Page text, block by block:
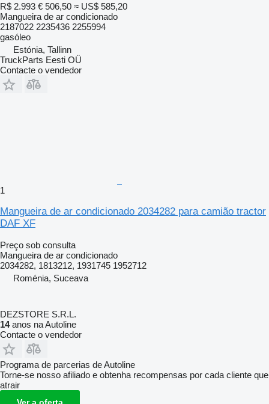
R$ 2.993 € 506,50 ≈ US$ 585,20
Mangueira de ar condicionado
2187022 2235436 2255994
gasóleo
Estónia, Tallinn
TruckParts Eesti OÜ
Contacte o vendedor
1
Mangueira de ar condicionado 2034282 para camião tractor
DAF XF
Preço sob consulta
Mangueira de ar condicionado
2034282, 1813212, 1931745 1952712
Roménia, Suceava
DEZSTORE S.R.L.
14anos na Autoline
Contacte o vendedor
Programa de parcerias de Autoline
Torne-se nosso afiliado e obtenha recompensas por cada cliente que
atrair